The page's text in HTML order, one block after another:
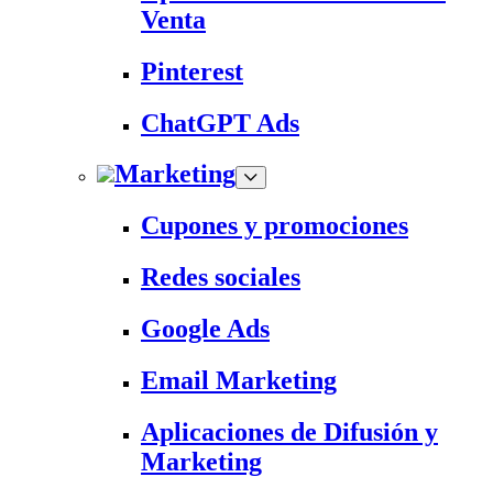
Venta
Pinterest
ChatGPT Ads
Marketing
Cupones y promociones
Redes sociales
Google Ads
Email Marketing
Aplicaciones de Difusión y
Marketing